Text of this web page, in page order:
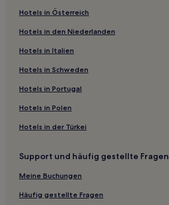
Hotels in Österreich
Hotels in den Niederlanden
Hotels in Italien
Hotels in Schweden
Hotels in Portugal
Hotels in Polen
Hotels in der Türkei
Support und häufig gestellte Fragen
Meine Buchungen
Häufig gestellte Fragen